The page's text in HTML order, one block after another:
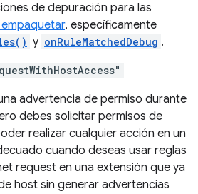
de depuración para las
, específicamente
y onRuleMatchedDebug .
advertencia de permiso durante
debes solicitar permisos de
realizar cualquier acción en un
cuando deseas usar reglas
request en una extensión que ya
host sin generar advertencias